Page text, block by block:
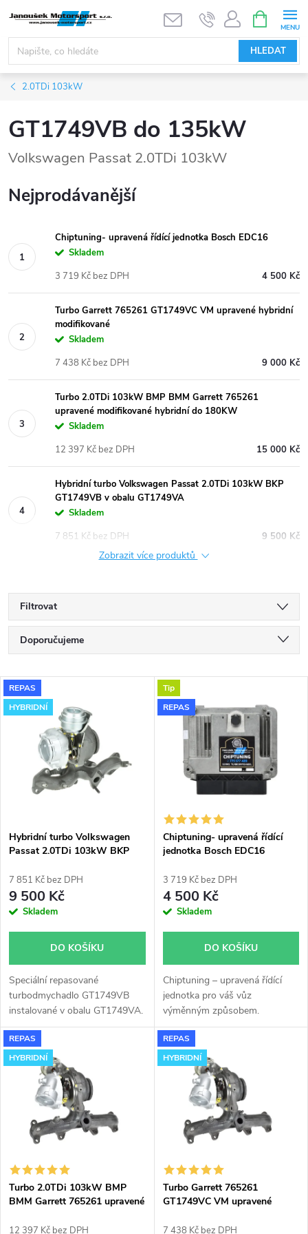
obsah
HLEDAT
NÁKUPNÍ
KOŠÍK
2.0TDi 103kW
GT1749VB do 135kW
Volkswagen Passat 2.0TDi 103kW
Nejprodávanější
Chiptuning- upravená řídící jednotka Bosch EDC16
Skladem
4 500 Kč
3 719 Kč bez DPH
Turbo Garrett 765261 GT1749VC VM upravené hybridní
modifikované
Skladem
9 000 Kč
7 438 Kč bez DPH
Turbo 2.0TDi 103kW BMP BMM Garrett 765261
upravené modifikované hybridní do 180KW
Skladem
15 000 Kč
12 397 Kč bez DPH
Hybridní turbo Volkswagen Passat 2.0TDi 103kW BKP
GT1749VB v obalu GT1749VA
Skladem
9 500 Kč
7 851 Kč bez DPH
Zobrazit více produktů
Filtrovat
Ř
a
z
p
r
o
u
k
t
Doporučujeme
Nejdražší
Nejprodávanější
Abecedně
V
ý
s
p
r
o
d
u
k
t
REPAS
HYBRIDNÍ
Hybridní turbo Volkswagen
Passat 2.0TDi 103kW BKP
7 851 Kč bez DPH
9 500 Kč
Skladem
DO KOŠÍKU
Speciální repasované
turbodmychadlo GT1749VB
instalované v obalu GT1749VA.
Vhodné zejména k
výkonnostním úpravám jako
např. chiptuning. Pro vůz
Volkswagen Passat 2.0TDi
103kW BKP.
Tip
REPAS
Chiptuning- upravená řídící
jednotka Bosch EDC16
3 719 Kč bez DPH
4 500 Kč
Skladem
DO KOŠÍKU
Chiptuning – upravená řídící
jednotka pro váš vůz
výměnným způsobem.
REPAS
HYBRIDNÍ
Turbo 2.0TDi 103kW BMP
BMM Garrett 765261 upravené
180KW
12 397 Kč bez DPH
REPAS
HYBRIDNÍ
Turbo Garrett 765261
GT1749VC VM upravené
7 438 Kč bez DPH